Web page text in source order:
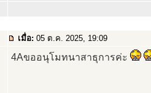
เมื่อ: 05 ต.ค. 2025, 19:09
4Aขออนุโมทนาสาธุการค่ะ